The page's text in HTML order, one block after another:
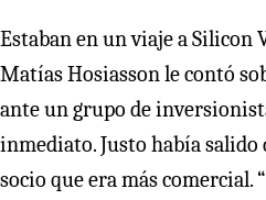
Estaban en un viaje a Silicon
Matías Hosiasson le contó
ante un grupo de
inmediato. Justo había salido
socio que era más comercial.